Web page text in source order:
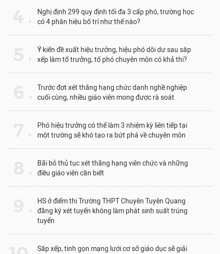
Nghị định 299 quy định tối đa 3 cấp phó, trường học
có 4 phân hiệu bố trí như thế nào?
Ý kiến đề xuất hiệu trưởng, hiệu phó dôi dư sau sắp
xếp làm tổ trưởng, tổ phó chuyên môn có khả thi?
Trước đợt xét thăng hạng chức danh nghề nghiệp
cuối cùng, nhiều giáo viên mong được rà soát
Phó hiệu trưởng có thể làm 3 nhiệm kỳ liên tiếp tại
một trường sẽ khó tạo ra bứt phá về chuyên môn
Bãi bỏ thủ tục xét thăng hạng viên chức và những
điều giáo viên cần biết
HS ở điểm thi Trường THPT Chuyên Tuyên Quang
đăng ký xét tuyển không làm phát sinh suất trúng
tuyển
Sắp xếp, tinh gọn mạng lưới cơ sở giáo dục sẽ giải